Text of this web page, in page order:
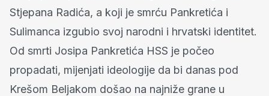
Stjepana Radića, a koji je smrću Pankretića i
Sulimanca izgubio svoj narodni i hrvatski identitet.
Od smrti Josipa Pankretića HSS je počeo
propadati, mijenjati ideologije da bi danas pod
Krešom Beljakom došao na najniže grane u